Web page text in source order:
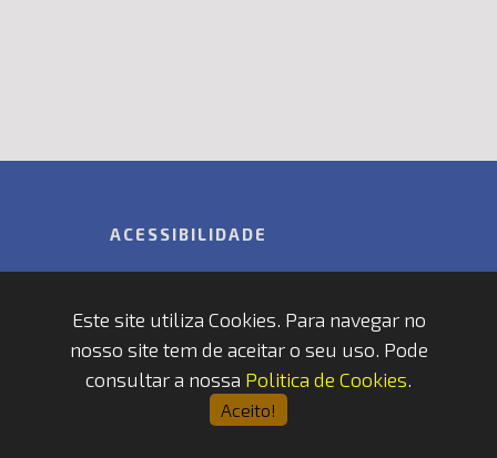
ACESSIBILIDADE
WEBTEAM
Este site utiliza Cookies. Para navegar no
nosso site tem de aceitar o seu uso. Pode
consultar a nossa Politica de Cookies.
Aceito!